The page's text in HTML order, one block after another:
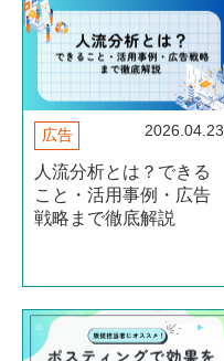
広告 2026.04.23
人流分析とは？できる
こと・活用事例・広告
戦略まで徹底解説